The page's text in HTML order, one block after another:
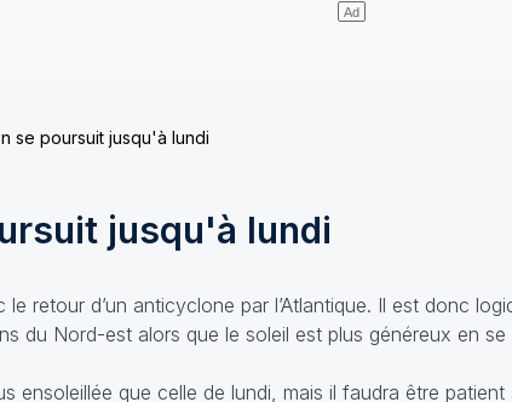
se poursuit jusqu'à lundi
jusqu'à lundi
retour d’un anticyclone par l’Atlantique. Il est donc
du Nord-est alors que le soleil est plus généreux en se
ensoleillée que celle de lundi, mais il faudra être patient